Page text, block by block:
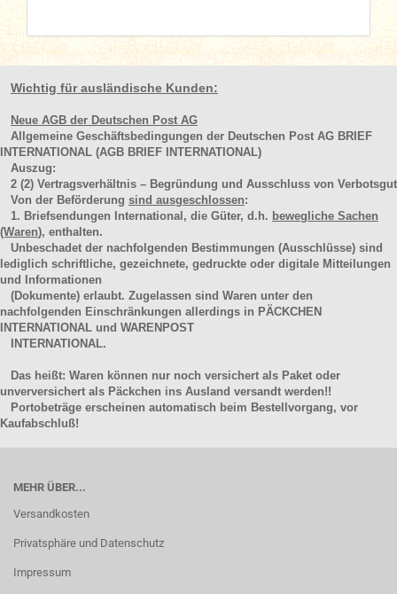
Wichtig für ausländische Kunden:
Neue AGB der Deutschen Post AG
Allgemeine Geschäftsbedingungen der Deutschen Post AG BRIEF
INTERNATIONAL (AGB BRIEF INTERNATIONAL)
Auszug:
2 (2) Vertragsverhältnis – Begründung und Ausschluss von Verbotsgut
Von der Beförderung sind ausgeschlossen:
1. Briefsendungen International, die Güter, d.h. bewegliche Sachen
(Waren), enthalten.
Unbeschadet der nachfolgenden Bestimmungen (Ausschlüsse) sind
lediglich schriftliche, gezeichnete, gedruckte oder digitale Mitteilungen
und Informationen
(Dokumente) erlaubt. Zugelassen sind Waren unter den
nachfolgenden Einschränkungen allerdings in PÄCKCHEN
INTERNATIONAL und WARENPOST
INTERNATIONAL.
Das heißt: Waren können nur noch versichert als Paket oder
unverversichert als Päckchen ins Ausland versandt werden!!
Portobeträge erscheinen automatisch beim Bestellvorgang, vor
Kaufabschluß!
MEHR ÜBER...
Versandkosten
Privatsphäre und Datenschutz
Impressum